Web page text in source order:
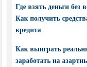
Где взять деньги
Как получить
кредита
Как выиграть
заработать на